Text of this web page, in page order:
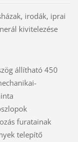
irodák, iprai
kivitelezése
állítható 450
furatainak
telepítő